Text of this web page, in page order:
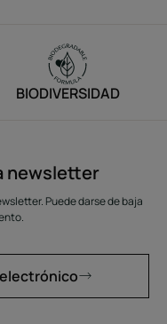
BIODIVERSIDAD
newsletter
Puede darse de baja